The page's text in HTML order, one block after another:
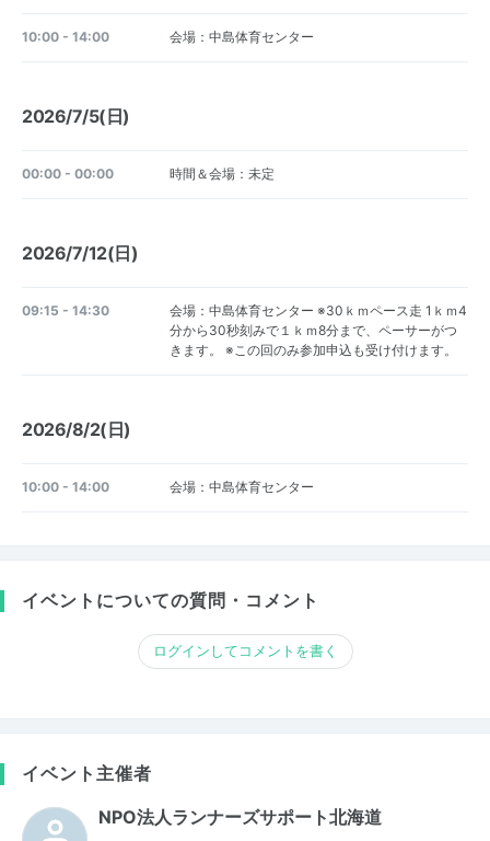
10:00 - 14:00 会場：中島体育センター
2026/7/5(日)
00:00 - 00:00 時間＆会場：未定
2026/7/12(日)
09:15 - 14:30
会場：中島体育センター ※30ｋｍペース走 1ｋｍ4
分から30秒刻みで１ｋｍ8分まで、ペーサーがつ
きます。 ※この回のみ参加申込も受け付けます。
2026/8/2(日)
10:00 - 14:00 会場：中島体育センター
イベントについての質問・コメント
ログインしてコメントを書く
イベント主催者
NPO法人ランナーズサポート北海道